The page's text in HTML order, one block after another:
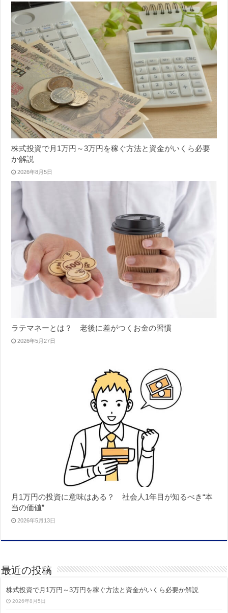
株式投資で月1万円～3万円を稼ぐ方法と資金がいくら必要
か解説
2026年8月5日
ラテマネーとは？ 老後に差がつくお金の習慣
2026年5月27日
月1万円の投資に意味はある？ 社会人1年目が知るべき“本
当の価値”
2026年5月13日
最近の投稿
株式投資で月1万円～3万円を稼ぐ方法と資金がいくら必要か解説
2026年8月5日